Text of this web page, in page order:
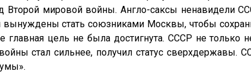
Второй мировой войны. Англо-саксы ненавидели
стать союзниками Москвы, чтобы
главная цель не была достигнута. СССР не
стал сильнее, получил статус